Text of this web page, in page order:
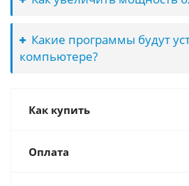
Какие программы будут
компьютере?
Как купить
Оплата